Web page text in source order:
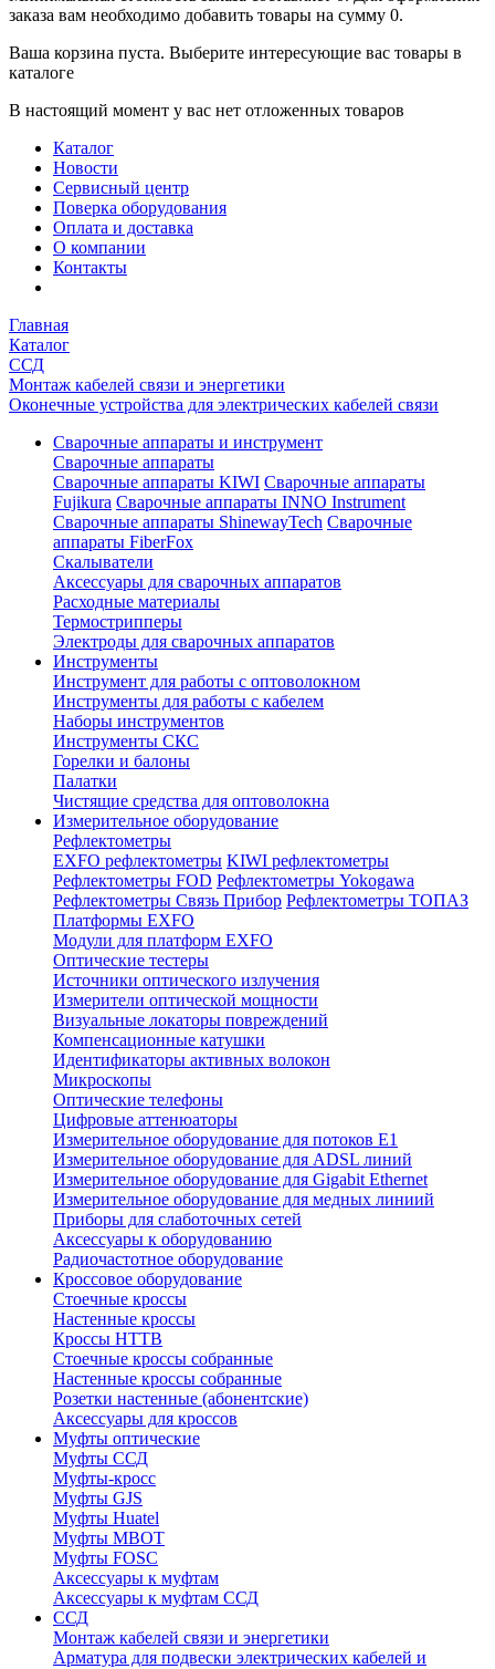
заказа вам необходимо добавить товары на сумму 0.
Ваша корзина пуста. Выберите интересующие вас товары в
каталоге
В настоящий момент у вас нет отложенных товаров
Каталог
Новости
Сервисный центр
Поверка оборудования
Оплата и доставка
О компании
Контакты
Главная
Каталог
ССД
Монтаж кабелей связи и энергетики
Оконечные устройства для электрических кабелей связи
Сварочные аппараты и инструмент
Сварочные аппараты
Сварочные аппараты KIWI Сварочные аппараты
Fujikura Сварочные аппараты INNO Instrument
Сварочные аппараты ShinewayTech Cварочные
аппараты FiberFox
Скалыватели
Аксессуары для сварочных аппаратов
Расходные материалы
Термострипперы
Электроды для сварочных аппаратов
Инструменты
Инструмент для работы с оптоволокном
Инструменты для работы с кабелем
Наборы инструментов
Инструменты СКС
Горелки и балоны
Палатки
Чистящие средства для оптоволокна
Измерительное оборудование
Рефлектометры
EXFO рефлектометры KIWI рефлектометры
Рефлектометры FOD Рефлектометры Yokogawa
Рефлектометры Связь Прибор Рефлектометры ТОПАЗ
Платформы EXFO
Модули для платформ EXFO
Оптические тестеры
Источники оптического излучения
Измерители оптической мощности
Визуальные локаторы повреждений
Компенсационные катушки
Идентификаторы активных волокон
Микроскопы
Оптические телефоны
Цифровые аттенюаторы
Измерительное оборудование для потоков Е1
Измерительное оборудование для ADSL линий
Измерительное оборудование для Gigabit Ethernet
Измерительное оборудование для медных линиий
Приборы для слаботочных сетей
Аксессуары к оборудованию
Радиочастотное оборудование
Кроссовое оборудование
Стоечные кроссы
Настенные кроссы
Кроссы HTTB
Стоечные кроссы собранные
Настенные кроссы собранные
Розетки настенные (абонентские)
Аксессуары для кроссов
Муфты оптические
Муфты ССД
Муфты-кросс
Муфты GJS
Муфты Huatel
Муфты МВОТ
Муфты FOSC
Аксессуары к муфтам
Аксессуары к муфтам ССД
ССД
Монтаж кабелей связи и энергетики
Арматура для подвески электрических кабелей и